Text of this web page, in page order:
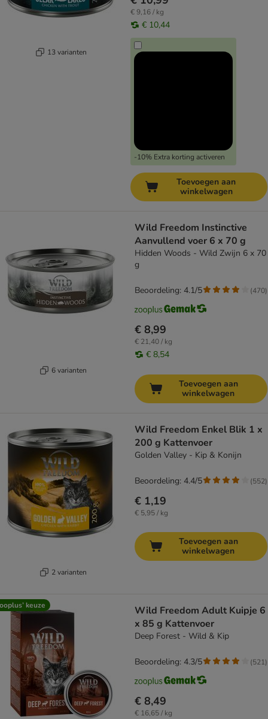
13 varianten
€ 9,16 / kg
€ 10,44
-10% Extra korting activeren
Toevoegen aan
winkelwagen
6 varianten
Wild Freedom Instinctive
Aanvullend voer 6 x 70 g
Hidden Woods - Wild Zwijn 6 x 70
g
€ 8,99
€ 21,40 / kg
€ 8,54
Beoordeling: 4.1/5 (470)
Toevoegen aan
winkelwagen
2 varianten
Wild Freedom Enkel Blik 1 x
200 g Kattenvoer
Golden Valley - Kip & Konijn
€ 1,19
€ 5,95 / kg
Beoordeling: 4.4/5 (552)
Toevoegen aan
winkelwagen
keuze
Wild Freedom Adult Kuipje 6
x 85 g Kattenvoer
Deep Forest - Wild & Kip
€ 8,49
€ 16,65 / kg
Beoordeling: 4.3/5 (521)